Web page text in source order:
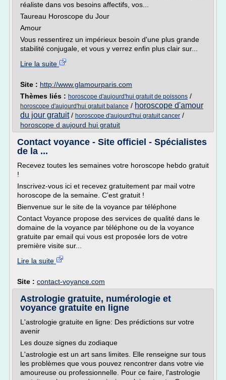
réaliste dans vos besoins affectifs, vos...
Taureau Horoscope du Jour
Amour
Vous ressentirez un impérieux besoin d'une plus grande
stabilité conjugale, et vous y verrez enfin plus clair sur...
Lire la suite
Site : http://www.glamourparis.com
Thèmes liés : horoscope d'aujourd'hui gratuit de poissons /
horoscope d'aujourd'hui gratuit balance / horoscope d'amour
du jour gratuit/ horoscope d'aujourd'hui gratuit cancer /
horoscope d aujourd hui gratuit
Contact voyance - Site officiel - Spécialistes
de la ...
Recevez toutes les semaines votre horoscope hebdo gratuit
!
Inscrivez-vous ici et recevez gratuitement par mail votre
horoscope de la semaine. C'est gratuit !
Bienvenue sur le site de la voyance par téléphone
Contact Voyance propose des services de qualité dans le
domaine de la voyance par téléphone ou de la voyance
gratuite par email qui vous est proposée lors de votre
première visite sur...
Lire la suite
Site : contact-voyance.com
Astrologie gratuite, numérologie et
voyance gratuite en ligne
L'astrologie gratuite en ligne: Des prédictions sur votre
avenir
Les douze signes du zodiaque
L'astrologie est un art sans limites. Elle renseigne sur tous
les problèmes que vous pouvez rencontrer dans votre vie
amoureuse ou professionnelle. Pour ce faire, l'astrologie